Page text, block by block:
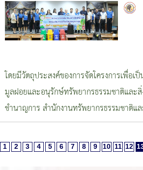
โดยมีวัตถุประสงค์ของการจัดโครงการเพื่อ
มูลฝอยและอนุรักษ์ทรัพยากรธรรมชาติและ
ชำนาญการ สำนักงานทรัพยากรธรรมชาติแ
1 2 3 4 5 6 7 8 9 10 11 12